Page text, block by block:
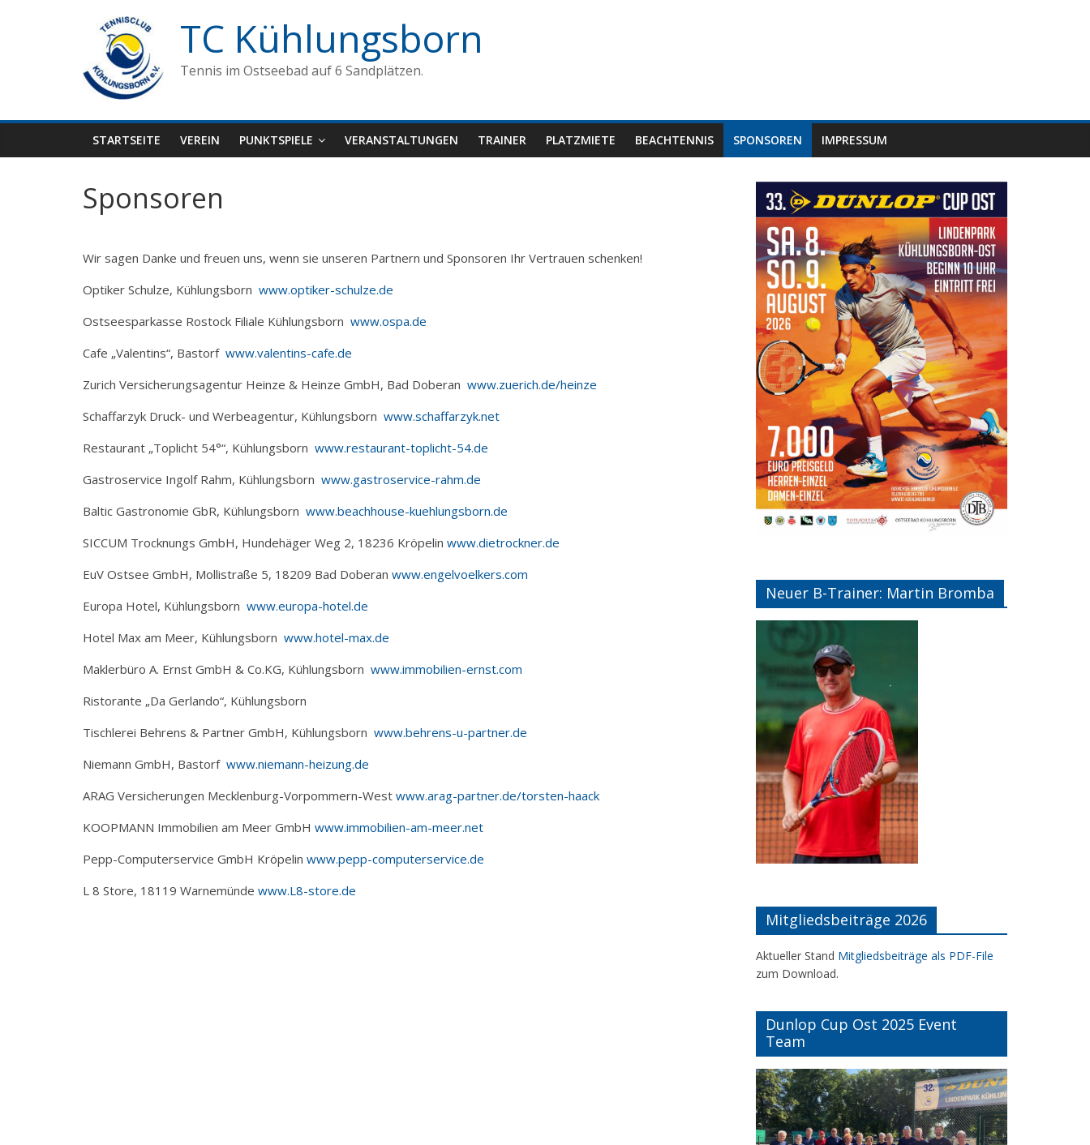
TC Kühlungsborn
Tennis im Ostseebad auf 6 Sandplätzen.
STARTSEITE VEREIN PUNKTSPIELE VERANSTALTUNGEN TRAINER PLATZMIETE BEACHTENNIS SPONSOREN IMPRESSUM
Sponsoren
Wir sagen Danke und freuen uns, wenn sie unseren Partnern und Sponsoren Ihr Vertrauen schenken!
Optiker Schulze, Kühlungsborn www.optiker-schulze.de
Ostseesparkasse Rostock Filiale Kühlungsborn www.ospa.de
Cafe „Valentins“, Bastorf www.valentins-cafe.de
Zurich Versicherungsagentur Heinze & Heinze GmbH, Bad Doberan www.zuerich.de/heinze
Schaffarzyk Druck- und Werbeagentur, Kühlungsborn www.schaffarzyk.net
Restaurant „Toplicht 54°“, Kühlungsborn www.restaurant-toplicht-54.de
Gastroservice Ingolf Rahm, Kühlungsborn www.gastroservice-rahm.de
Baltic Gastronomie GbR, Kühlungsborn www.beachhouse-kuehlungsborn.de
SICCUM Trocknungs GmbH, Hundehäger Weg 2, 18236 Kröpelin www.dietrockner.de
EuV Ostsee GmbH, Mollistraße 5, 18209 Bad Doberan www.engelvoelkers.com
Europa Hotel, Kühlungsborn www.europa-hotel.de
Hotel Max am Meer, Kühlungsborn www.hotel-max.de
Maklerbüro A. Ernst GmbH & Co.KG, Kühlungsborn www.immobilien-ernst.com
Ristorante „Da Gerlando“, Kühlungsborn
Tischlerei Behrens & Partner GmbH, Kühlungsborn www.behrens-u-partner.de
Niemann GmbH, Bastorf www.niemann-heizung.de
ARAG Versicherungen Mecklenburg-Vorpommern-West www.arag-partner.de/torsten-haack
KOOPMANN Immobilien am Meer GmbH www.immobilien-am-meer.net
Pepp-Computerservice GmbH Kröpelin www.pepp-computerservice.de
L 8 Store, 18119 Warnemünde www.L8-store.de
Neuer B-Trainer: Martin Bromba
Mitgliedsbeiträge 2026
Aktueller Stand Mitgliedsbeiträge als PDF-File
zum Download.
Dunlop Cup Ost 2025 Event
Team